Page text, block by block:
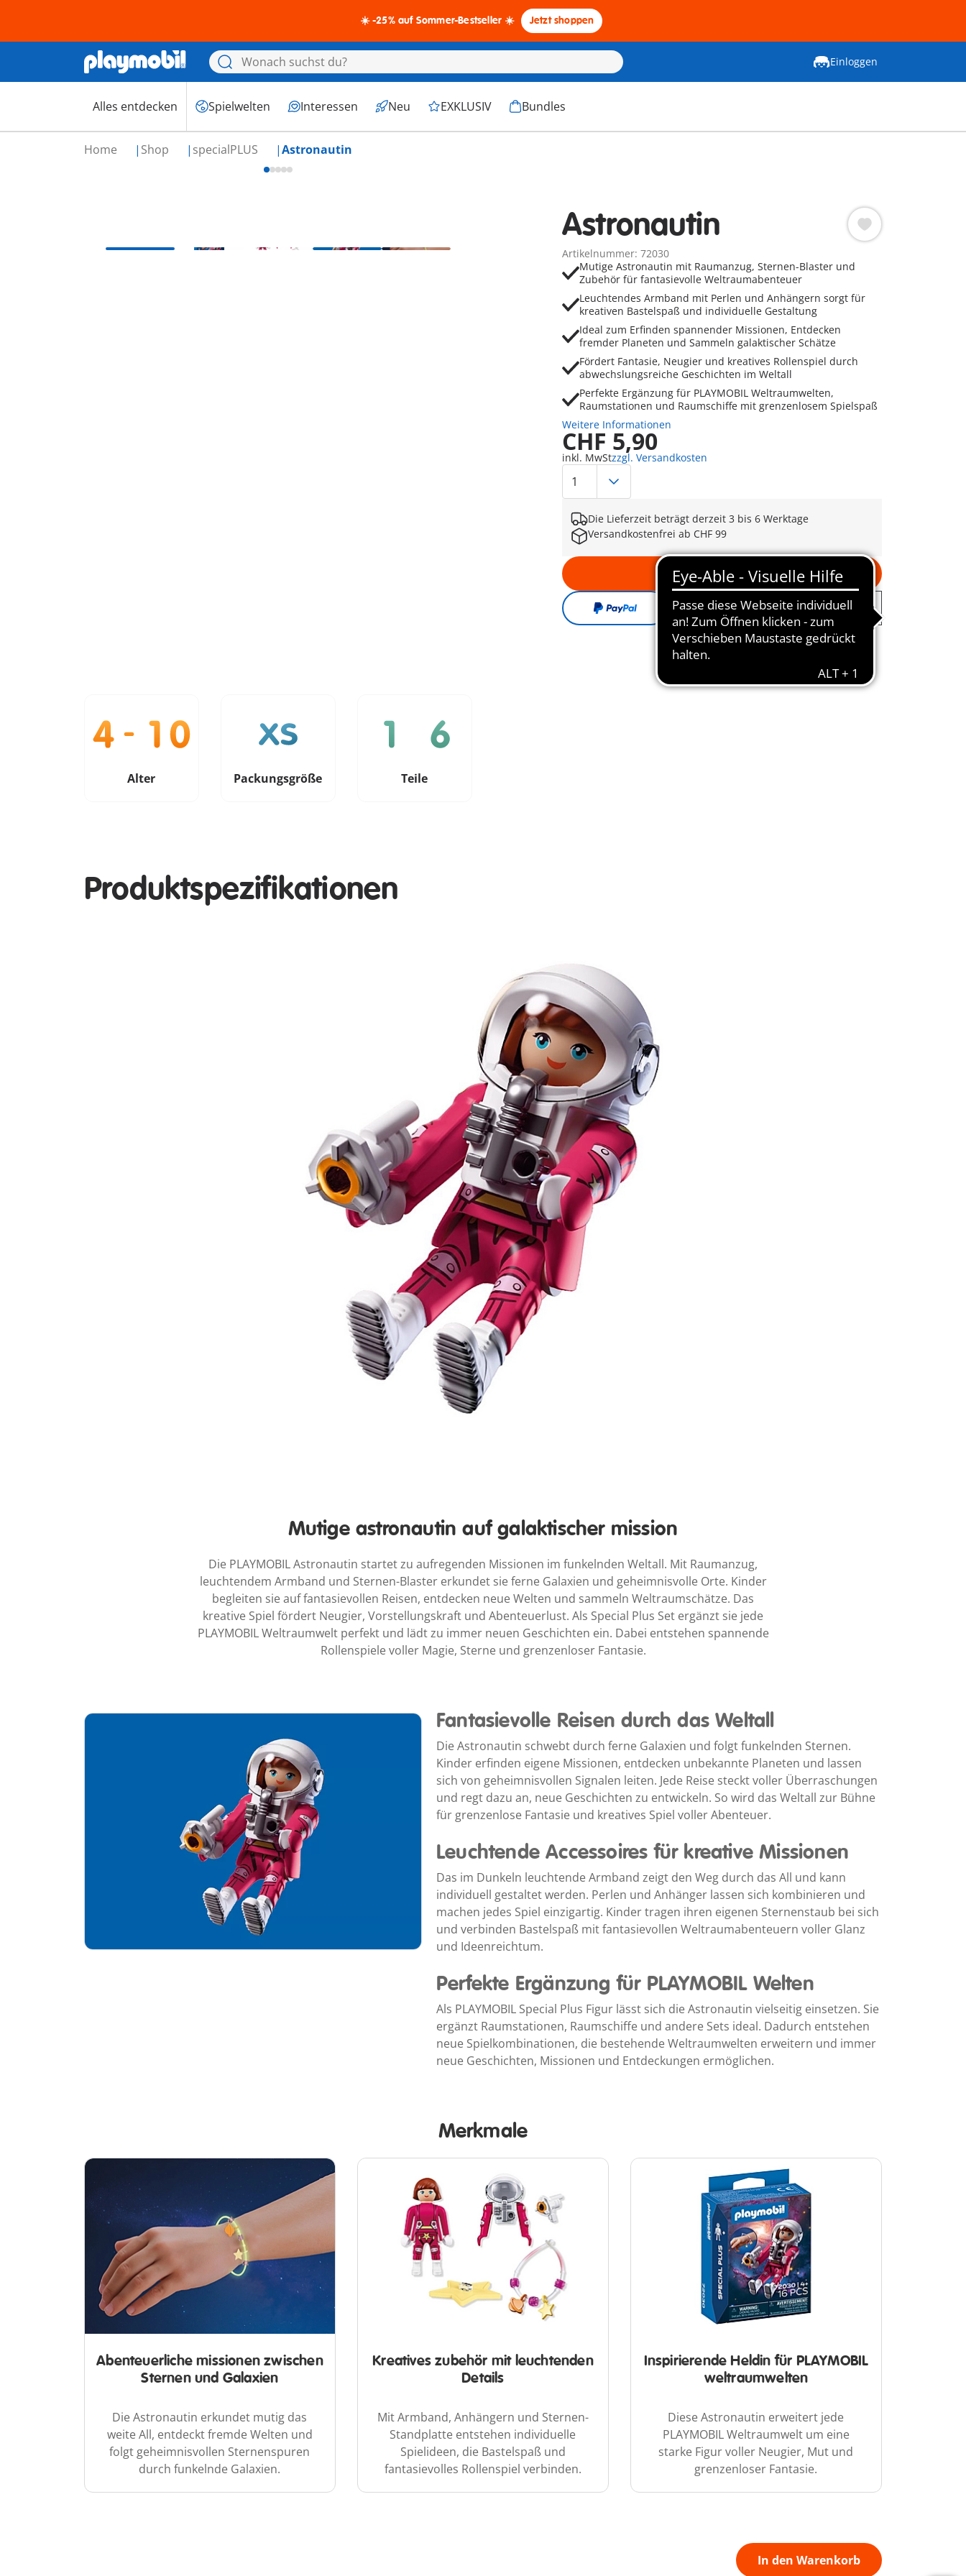
☀️ -25% auf Sommer-Bestseller ☀️ Jetzt shoppen
Einloggen
Alles entdecken Spielwelten Interessen Neu EXKLUSIV Bundles
Home Shop specialPLUS Astronautin
Astronautin
Artikelnummer: 72030
Mutige Astronautin mit Raumanzug, Sternen-Blaster und
Zubehör für fantasievolle Weltraumabenteuer
Leuchtendes Armband mit Perlen und Anhängern sorgt für
kreativen Bastelspaß und individuelle Gestaltung
Ideal zum Erfinden spannender Missionen, Entdecken
fremder Planeten und Sammeln galaktischer Schätze
Fördert Fantasie, Neugier und kreatives Rollenspiel durch
abwechslungsreiche Geschichten im Weltall
Perfekte Ergänzung für PLAYMOBIL Weltraumwelten,
Raumstationen und Raumschiffe mit grenzenlosem Spielspaß
Weitere Informationen
CHF 5,90
inkl. MwStzzgl. Versandkosten
Die Lieferzeit beträgt derzeit 3 bis 6 Werktage
Versandkostenfrei ab CHF 99
In den Warenkorb
Alter Packungsgröße Teile
Produktspezifikationen
Mutige astronautin auf galaktischer mission
Die PLAYMOBIL Astronautin startet zu aufregenden Missionen im funkelnden Weltall. Mit Raumanzug,
leuchtendem Armband und Sternen-Blaster erkundet sie ferne Galaxien und geheimnisvolle Orte. Kinder
begleiten sie auf fantasievollen Reisen, entdecken neue Welten und sammeln Weltraumschätze. Das
kreative Spiel fördert Neugier, Vorstellungskraft und Abenteuerlust. Als Special Plus Set ergänzt sie jede
PLAYMOBIL Weltraumwelt perfekt und lädt zu immer neuen Geschichten ein. Dabei entstehen spannende
Rollenspiele voller Magie, Sterne und grenzenloser Fantasie.
Fantasievolle Reisen durch das Weltall
Die Astronautin schwebt durch ferne Galaxien und folgt funkelnden Sternen.
Kinder erfinden eigene Missionen, entdecken unbekannte Planeten und lassen
sich von geheimnisvollen Signalen leiten. Jede Reise steckt voller Überraschungen
und regt dazu an, neue Geschichten zu entwickeln. So wird das Weltall zur Bühne
für grenzenlose Fantasie und kreatives Spiel voller Abenteuer.
Leuchtende Accessoires für kreative Missionen
Das im Dunkeln leuchtende Armband zeigt den Weg durch das All und kann
individuell gestaltet werden. Perlen und Anhänger lassen sich kombinieren und
machen jedes Spiel einzigartig. Kinder tragen ihren eigenen Sternenstaub bei sich
und verbinden Bastelspaß mit fantasievollen Weltraumabenteuern voller Glanz
und Ideenreichtum.
Perfekte Ergänzung für PLAYMOBIL Welten
Als PLAYMOBIL Special Plus Figur lässt sich die Astronautin vielseitig einsetzen. Sie
ergänzt Raumstationen, Raumschiffe und andere Sets ideal. Dadurch entstehen
neue Spielkombinationen, die bestehende Weltraumwelten erweitern und immer
neue Geschichten, Missionen und Entdeckungen ermöglichen.
Merkmale
Abenteuerliche missionen zwischen
Sternen und Galaxien
Die Astronautin erkundet mutig das
weite All, entdeckt fremde Welten und
folgt geheimnisvollen Sternenspuren
durch funkelnde Galaxien.
Kreatives zubehör mit leuchtenden
Details
Mit Armband, Anhängern und Sternen-
Standplatte entstehen individuelle
Spielideen, die Bastelspaß und
fantasievolles Rollenspiel verbinden.
Inspirierende Heldin für PLAYMOBIL
weltraumwelten
Diese Astronautin erweitert jede
PLAYMOBIL Weltraumwelt um eine
starke Figur voller Neugier, Mut und
grenzenloser Fantasie.
In den Warenkorb